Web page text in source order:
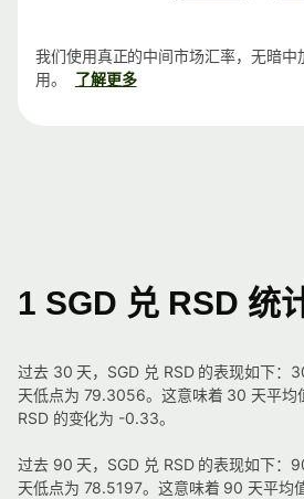
我们使用真正的中间市场汇率，无暗中
用。
了解更多
1 SGD 兑 RSD 统
过去 30 天，SGD 兑 RSD 的表现如下
天低点为 79.3056。这意味着 30 天平均
RSD 的变化为 -0.33。
过去 90 天，SGD 兑 RSD 的表现如下
天低点为 78.5197。这意味着 90 天平均